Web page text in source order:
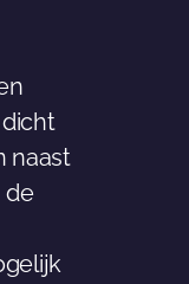
naast
de